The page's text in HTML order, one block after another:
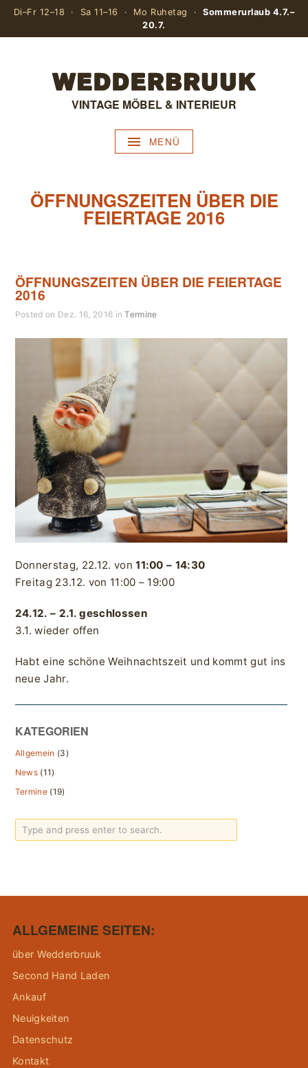
Di–Fr 12–18 · Sa 11–16 · Mo Ruhetag ·Sommerurlaub 4.7.–
20.7.
VINTAGE MÖBEL & INTERIEUR
MENÜ
ÖFFNUNGSZEITEN ÜBER DIE
FEIERTAGE 2016
ÖFFNUNGSZEITEN ÜBER DIE FEIERTAGE
2016
Posted on Dez. 16, 2016 inTermine
Donnerstag, 22.12. von11:00 – 14:30
Freitag 23.12. von 11:00 – 19:00
24.12. – 2.1. geschlossen
3.1. wieder offen
Habt eine schöne Weihnachtszeit und kommt gut ins
neue Jahr.
KATEGORIEN
Allgemein (3)
News (11)
Termine (19)
ALLGEMEINE SEITEN:
über Wedderbruuk
Second Hand Laden
Ankauf
Neuigkeiten
Datenschutz
Kontakt